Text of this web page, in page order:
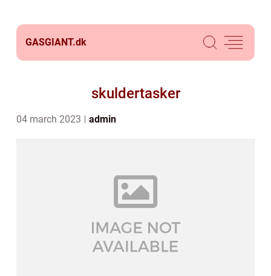
GASGIANT.dk
skuldertasker
04 march 2023 admin